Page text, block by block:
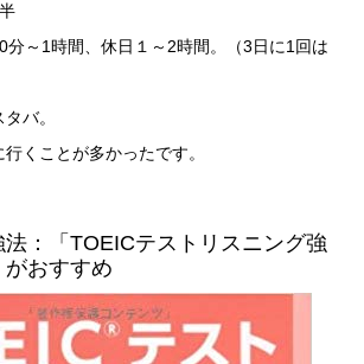
分～1時間、休日１～2時間。（3日に1回は
バ。
くことが多かったです。
法：「TOEICテストリスニング強
おすすめ